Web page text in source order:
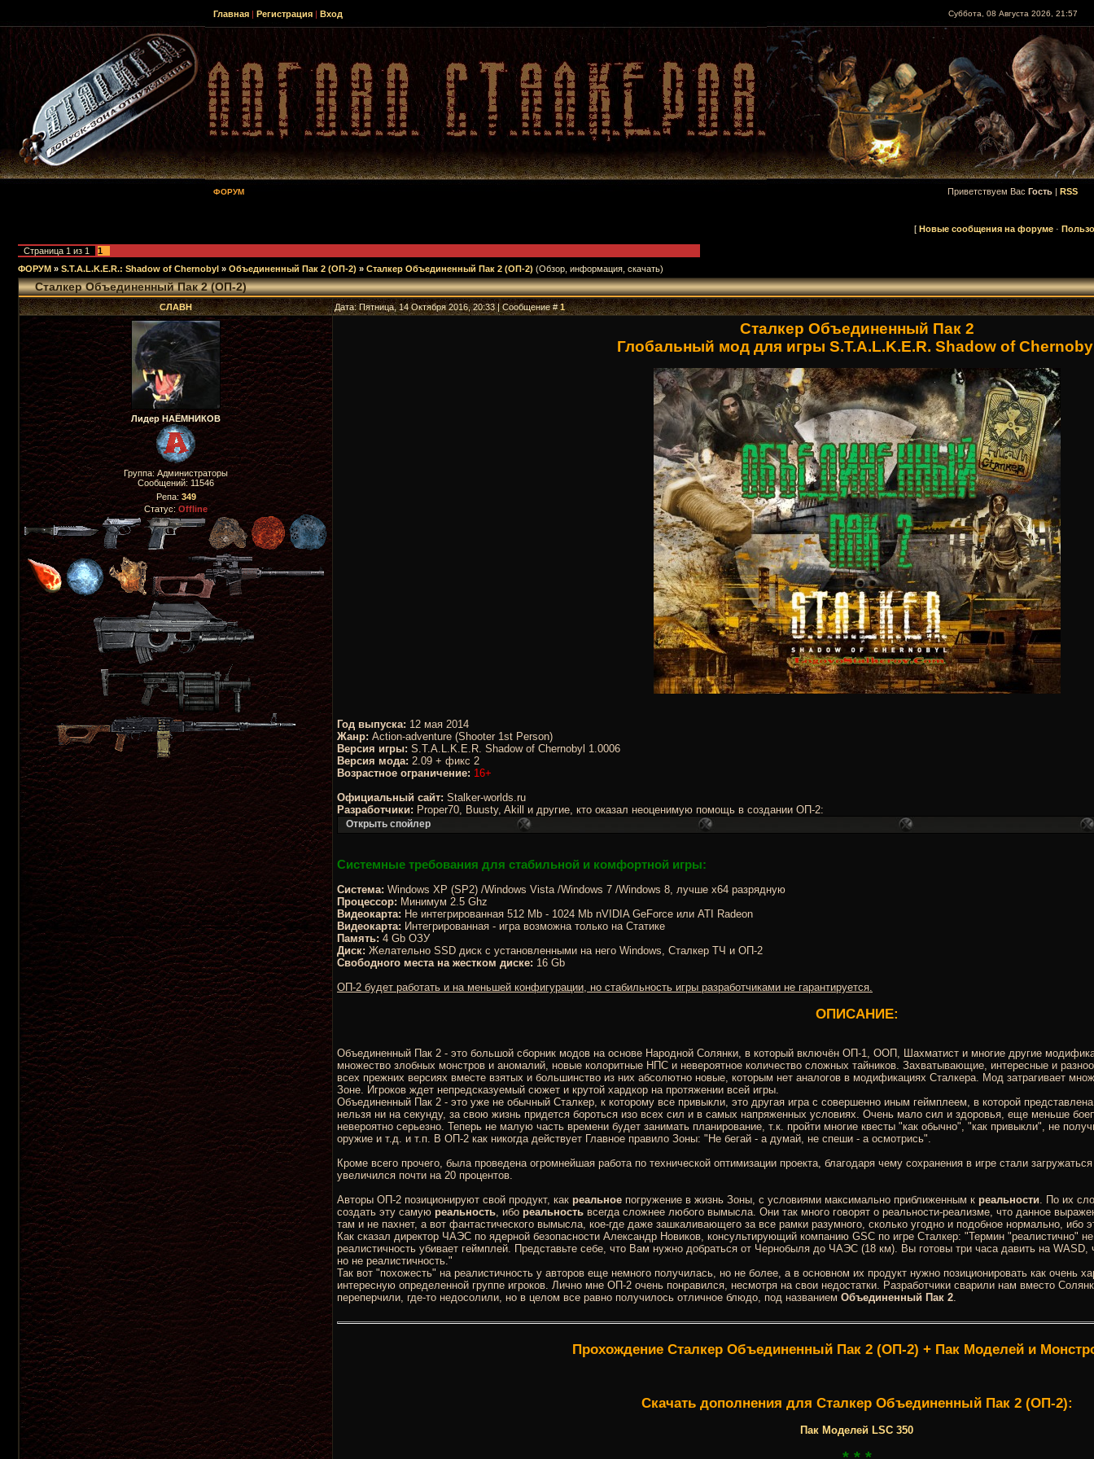
Главная | Регистрация | Вход Суббота, 08 Августа 2026, 21:57
ФОРУМ Приветствуем Вас Гость | RSS
[ Новые сообщения на форуме ·
Страница 1 из 1
1
ФОРУМ » S.T.A.L.K.E.R.: Shadow of Chernobyl » Объединенный Пак 2 (ОП-2) » Сталкер Объединенный Пак 2 (ОП-2) (Обзор, информация, скачать)
Сталкер Объединенный Пак 2 (ОП-2)
СЛАВН Дата: Пятница, 14 Октября 2016, 20:33 | Сообщение #1
Лидер НАЁМНИКОВ
Группа: Администраторы
Сообщений: 11546
Репа: 349
Статус: Offline
Сталкер Объединенный Пак 2
Глобальный мод для игры S.T.A.L.K.E.R. Shadow of
Год выпуска: 12 мая 2014
Жанр: Action-adventure (Shooter 1st Person)
Версия игры: S.T.A.L.K.E.R. Shadow of Chernobyl 1.0006
Версия мода: 2.09 + фикс 2
Возрастное ограничение: 16+
Официальный сайт: Stalker-worlds.ru
Разработчики: Proper70, Buusty, Akill и другие, кто оказал неоценимую помощь в создании ОП-2:
Системные требования для стабильной и комфортной игры:
Система: Windows XP (SP2) /Windows Vista /Windows 7 /Windows 8, лучше x64 разрядную
Процессор: Минимум 2.5 Ghz
Видеокарта: Не интегрированная 512 Mb - 1024 Mb nVIDIA GeForce или ATI Radeon
Видеокарта: Интегрированная - игра возможна только на Статике
Память: 4 Gb ОЗУ
Диск: Желательно SSD диск с установленными на него Windows, Сталкер ТЧ и ОП-2
Свободного места на жестком диске: 16 Gb
ОП-2 будет работать и на меньшей конфигурации, но стабильность игры разработчиками не гарантируется.
ОПИСАНИЕ:
Объединенный Пак 2 - это большой сборник модов на основе Народной Солянки, в который включён ОП-1, ООП, Шахматист и многие другие
множество злобных монстров и аномалий, новые колоритные НПС и невероятное количество сложных тайников. Захватывающие, интересные и
всех прежних версиях вместе взятых и большинство из них абсолютно новые, которым нет аналогов в модификациях Сталкера. Мод затрагивает
Зоне. Игроков ждет непредсказуемый сюжет и крутой хардкор на протяжении всей игры.
Объединенный Пак 2 - это уже не обычный Сталкер, к которому все привыкли, это другая игра с совершенно иным геймплеем, в которой
нельзя ни на секунду, за свою жизнь придется бороться изо всех сил и в самых напряженных условиях. Очень мало сил и здоровья, еще меньше
невероятно серьезно. Теперь не малую часть времени будет занимать планирование, т.к. пройти многие квесты "как обычно", "как привыкли", не
оружие и т.д. и т.п. В ОП-2 как никогда действует Главное правило Зоны: "Не бегай - а думай, не спеши - а осмотрись".
Кроме всего прочего, была проведена огромнейшая работа по технической оптимизации проекта, благодаря чему сохранения в игре стали
увеличился почти на 20 процентов.
Авторы ОП-2 позиционируют свой продукт, как реальное погружение в жизнь Зоны, с условиями максимально приближенным к реальности. По их
создать эту самую реальность, ибо реальность всегда сложнее любого вымысла. Они так много говорят о реальности-реализме, что данное
там и не пахнет, а вот фантастического вымысла, кое-где даже зашкаливающего за все рамки разумного, сколько угодно и подобное нормально, ибо
Как сказал директор ЧАЭС по ядерной безопасности Александр Новиков, консультирующий компанию GSC по игре Сталкер: "Термин "реалистично"
реалистичность убивает геймплей. Представьте себе, что Вам нужно добраться от Чернобыля до ЧАЭС (18 км). Вы готовы три часа давить на
но не реалистичность."
Так вот "похожесть" на реалистичность у авторов еще немного получилась, но не более, а в основном их продукт нужно позиционировать как очень
интересную определенной группе игроков. Лично мне ОП-2 очень понравился, несмотря на свои недостатки. Разработчики сварили нам вместо
переперчили, где-то недосолили, но в целом все равно получилось отличное блюдо, под названием Объединенный Пак 2.
Прохождение Сталкер Объединенный Пак 2 (ОП-2) + Пак Моделей и
Скачать дополнения для Сталкер Объединенный Пак 2 (ОП-2):
Пак Моделей LSC 350